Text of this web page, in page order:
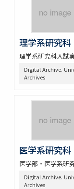
理学系研究
理学系研究科入試
Digital Archive.
Archives
医学系研究
医学部・医学系研
Digital Archive.
Archives